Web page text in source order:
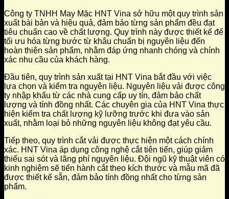
Công ty TNHH May Mặc HNT Vina sở hữu một quy trình sản
xuất bài bản và hiệu quả, đảm bảo từng sản phẩm đều đạt
tiêu chuẩn cao về chất lượng. Quy trình này được thiết kế để
tối ưu hóa từng bước từ khâu chuẩn bị nguyên liệu đến
hoàn thiện sản phẩm, nhằm đáp ứng nhanh chóng và chính
xác nhu cầu của khách hàng.
Đầu tiên, quy trình sản xuất tại HNT Vina bắt đầu với việc
lựa chọn và kiểm tra nguyên liệu. Nguyên liệu vải được công
ty nhập khẩu từ các nhà cung cấp uy tín, đảm bảo chất
lượng và tính đồng nhất. Các chuyên gia của HNT Vina thực
hiện kiểm tra chất lượng kỹ lưỡng trước khi đưa vào sản
xuất, nhằm loại bỏ những nguyên liệu không đạt yêu cầu.
Tiếp theo, quy trình cắt vải được thực hiện một cách chính
xác. HNT Vina áp dụng công nghệ cắt tiên tiến, giúp giảm
thiểu sai sót và lãng phí nguyên liệu. Đội ngũ kỹ thuật viên có
kinh nghiệm sẽ tiến hành cắt theo kích thước và mẫu mã đã
được thiết kế sẵn, đảm bảo tính đồng nhất cho từng sản
phẩm.